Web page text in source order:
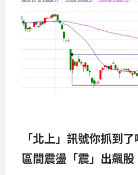
「北上」訊號你抓到了
區間震盪「震」出飆股